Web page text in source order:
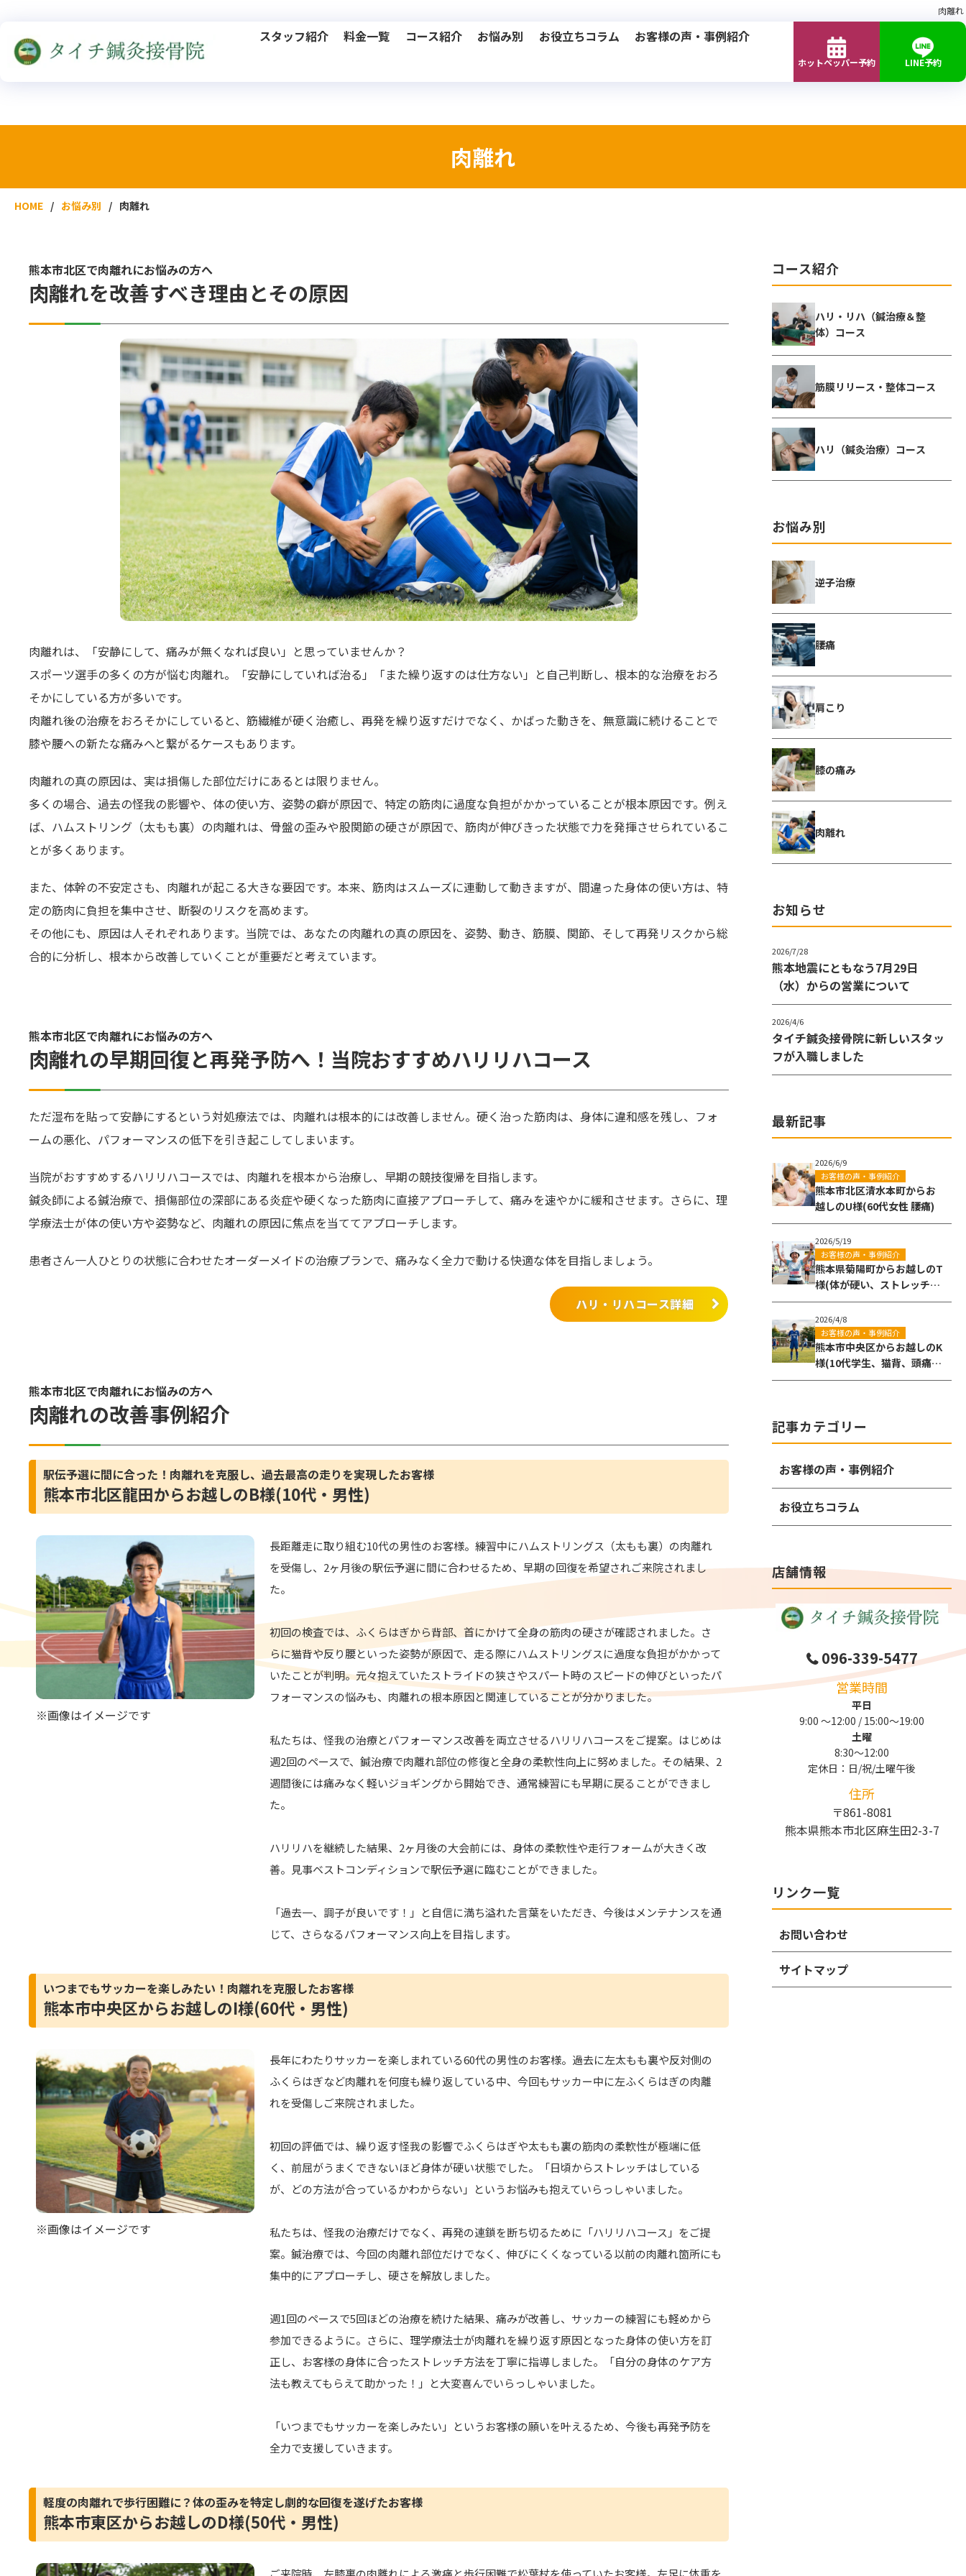
肉離れ
ホットペッパー予約 LINE予約
スタッフ紹介 料金一覧 コース紹介 お悩み別 お役立ちコラム お客様の声・事例紹介
肉離れ
HOME お悩み別 肉離れ
熊本市北区で肉離れにお悩みの方へ
肉離れを改善すべき理由とその原因
肉離れは、「安静にして、痛みが無くなれば良い」と思っていませんか？
スポーツ選手の多くの方が悩む肉離れ。「安静にしていれば治る」「また繰り返すのは仕方ない」と自己判断し、根本的な治療をおろ
そかにしている方が多いです。
肉離れ後の治療をおろそかにしていると、筋繊維が硬く治癒し、再発を繰り返すだけでなく、かばった動きを、無意識に続けることで
膝や腰への新たな痛みへと繋がるケースもあります。
肉離れの真の原因は、実は損傷した部位だけにあるとは限りません。
多くの場合、過去の怪我の影響や、体の使い方、姿勢の癖が原因で、特定の筋肉に過度な負担がかかっていることが根本原因です。例え
ば、ハムストリング（太もも裏）の肉離れは、骨盤の歪みや股関節の硬さが原因で、筋肉が伸びきった状態で力を発揮させられているこ
とが多くあります。
また、体幹の不安定さも、肉離れが起こる大きな要因です。本来、筋肉はスムーズに連動して動きますが、間違った身体の使い方は、特
定の筋肉に負担を集中させ、断裂のリスクを高めます。
その他にも、原因は人それぞれあります。当院では、あなたの肉離れの真の原因を、姿勢、動き、筋膜、関節、そして再発リスクから総
合的に分析し、根本から改善していくことが重要だと考えています。
熊本市北区で肉離れにお悩みの方へ
肉離れの早期回復と再発予防へ！当院おすすめハリリハコース
ただ湿布を貼って安静にするという対処療法では、肉離れは根本的には改善しません。硬く治った筋肉は、身体に違和感を残し、フォ
ームの悪化、パフォーマンスの低下を引き起こしてしまいます。
当院がおすすめするハリリハコースでは、肉離れを根本から治療し、早期の競技復帰を目指します。
鍼灸師による鍼治療で、損傷部位の深部にある炎症や硬くなった筋肉に直接アプローチして、痛みを速やかに緩和させます。さらに、理
学療法士が体の使い方や姿勢など、肉離れの原因に焦点を当ててアプローチします。
患者さん一人ひとりの状態に合わせたオーダーメイドの治療プランで、痛みなく全力で動ける快適な体を目指しましょう。
ハリ・リハコース詳細
熊本市北区で肉離れにお悩みの方へ
肉離れの改善事例紹介
駅伝予選に間に合った！肉離れを克服し、過去最高の走りを実現したお客様
熊本市北区龍田からお越しのB様(10代・男性)
※画像はイメージです
長距離走に取り組む10代の男性のお客様。練習中にハムストリングス（太もも裏）の肉離れ
を受傷し、2ヶ月後の駅伝予選に間に合わせるため、早期の回復を希望されご来院されまし
た。
初回の検査では、ふくらはぎから背部、首にかけて全身の筋肉の硬さが確認されました。さ
らに猫背や反り腰といった姿勢が原因で、走る際にハムストリングスに過度な負担がかかって
いたことが判明。元々抱えていたストライドの狭さやスパート時のスピードの伸びといったパ
フォーマンスの悩みも、肉離れの根本原因と関連していることが分かりました。
私たちは、怪我の治療とパフォーマンス改善を両立させるハリリハコースをご提案。はじめは
週2回のペースで、鍼治療で肉離れ部位の修復と全身の柔軟性向上に努めました。その結果、2
週間後には痛みなく軽いジョギングから開始でき、通常練習にも早期に戻ることができまし
た。
ハリリハを継続した結果、2ヶ月後の大会前には、身体の柔軟性や走行フォームが大きく改
善。見事ベストコンディションで駅伝予選に臨むことができました。
「過去一、調子が良いです！」と自信に満ち溢れた言葉をいただき、今後はメンテナンスを通
じて、さらなるパフォーマンス向上を目指します。
いつまでもサッカーを楽しみたい！肉離れを克服したお客様
熊本市中央区からお越しのI様(60代・男性)
※画像はイメージです
長年にわたりサッカーを楽しまれている60代の男性のお客様。過去に左太もも裏や反対側の
ふくらはぎなど肉離れを何度も繰り返している中、今回もサッカー中に左ふくらはぎの肉離
れを受傷しご来院されました。
初回の評価では、繰り返す怪我の影響でふくらはぎや太もも裏の筋肉の柔軟性が極端に低
く、前屈がうまくできないほど身体が硬い状態でした。「日頃からストレッチはしている
が、どの方法が合っているかわからない」というお悩みも抱えていらっしゃいました。
私たちは、怪我の治療だけでなく、再発の連鎖を断ち切るために「ハリリハコース」をご提
案。鍼治療では、今回の肉離れ部位だけでなく、伸びにくくなっている以前の肉離れ箇所にも
集中的にアプローチし、硬さを解放しました。
週1回のペースで5回ほどの治療を続けた結果、痛みが改善し、サッカーの練習にも軽めから
参加できるように。さらに、理学療法士が肉離れを繰り返す原因となった身体の使い方を訂
正し、お客様の身体に合ったストレッチ方法を丁寧に指導しました。「自分の身体のケア方
法も教えてもらえて助かった！」と大変喜んでいらっしゃいました。
「いつまでもサッカーを楽しみたい」というお客様の願いを叶えるため、今後も再発予防を
全力で支援していきます。
軽度の肉離れで歩行困難に？体の歪みを特定し劇的な回復を遂げたお客様
熊本市東区からお越しのD様(50代・男性)
コース紹介
ハリ・リハ（鍼治療＆整
体）コース
筋膜リリース・整体コース
ハリ（鍼灸治療）コース
お悩み別
逆子治療
腰痛
肩こり
膝の痛み
肉離れ
お知らせ
2026/7/28
熊本地震にともなう7月29日
（水）からの営業について
2026/4/6
タイチ鍼灸接骨院に新しいスタッ
フが入職しました
最新記事
2026/6/9
お客様の声・事例紹介
熊本市北区清水本町からお
越しのU様(60代女性 腰痛)
2026/5/19
お客様の声・事例紹介
熊本県菊陽町からお越しのT
様(体が硬い、ストレッチ効
かない)
2026/4/8
お客様の声・事例紹介
熊本市中央区からお越しのK
様(10代学生、猫背、頭痛)
の姿勢改善事例
記事カテゴリー
お客様の声・事例紹介
お役立ちコラム
店舗情報
096-339-5477
営業時間
平日
9:00 〜12:00 / 15:00～19:00
土曜
8:30～12:00
定休日：日/祝/土曜午後
住所
〒861-8081
熊本県熊本市北区麻生田2-3-7
リンク一覧
お問い合わせ
サイトマップ